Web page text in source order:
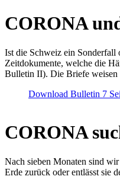
CORONA
Ist die Schweiz ein Sonderfall
Zeitdokumente, welche die
Bulletin II). Die Briefe weisen
Download Bulletin 7
CORONA
Nach sieben Monaten sind
Erde zurück oder entlässt sie